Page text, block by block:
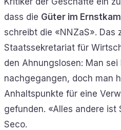
dass die Güter im
schreibt die «NNZaS». Das
Staatssekretariat für
den Ahnungslosen: Man sei
nachgegangen, doch man
Anhaltspunkte für eine
gefunden. «Alles andere ist
Seco.